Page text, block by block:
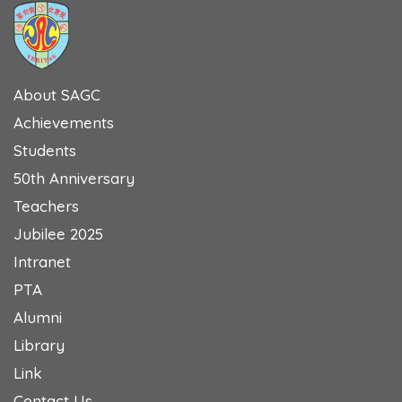
About SAGC
Achievements
Students
50th Anniversary
Teachers
Jubilee 2025
Intranet
PTA
Alumni
Library
Link